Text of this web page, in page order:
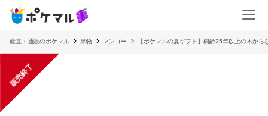
産直・通販のポケマル 果物 マンゴー 【ポケマルの夏ギフト】樹齢25年以上の木か
販売終了